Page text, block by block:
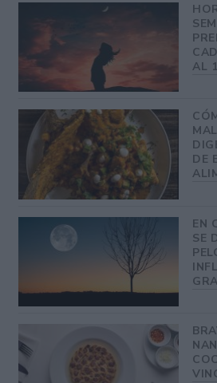
AL
DE
EN
SE